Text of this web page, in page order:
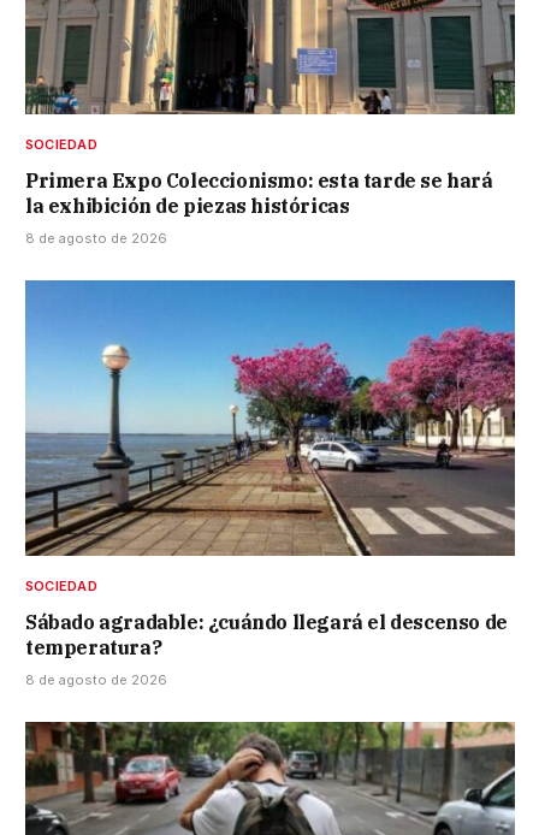
SOCIEDAD
Primera Expo Coleccionismo: esta tarde se hará
la exhibición de piezas históricas
8 de agosto de 2026
SOCIEDAD
Sábado agradable: ¿cuándo llegará el descenso de
temperatura?
8 de agosto de 2026